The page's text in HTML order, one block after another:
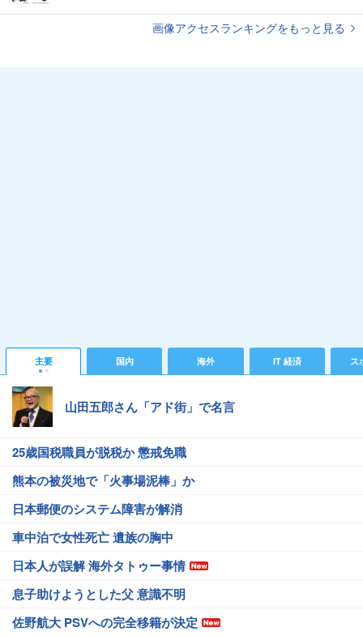
画像アクセスランキングをもっと見る
主要 国内 海外 IT 経済 ス
山田五郎さん「アド街」で名言
25歳国税職員が脱税か 懲戒免職
熊本の被災地で「火事場泥棒」か
日本郵便のシステム障害が解消
車中泊で女性死亡 遺族の胸中
日本人が誤解 海外タトゥー事情
息子助けようとした父 意識不明
佐野航大 PSVへの完全移籍が決定